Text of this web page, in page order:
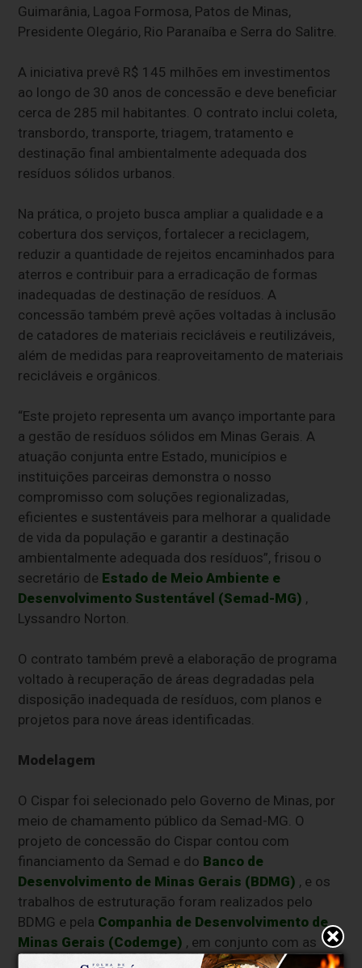
Guimarânia, Lagoa Formosa, Patos de Minas,
Presidente Olegário, Rio Paranaíba e Serra do Salitre.
A iniciativa prevê R$ 145 milhões em investimentos
ao longo de 30 anos de concessão e deve beneficiar
cerca de 285 mil habitantes. O contrato inclui coleta,
transbordo, transporte, triagem, tratamento e
destinação final ambientalmente adequada dos
resíduos sólidos urbanos.
Na prática, o projeto busca ampliar a qualidade e a
cobertura dos serviços, fortalecer a reciclagem,
reduzir a quantidade de rejeitos encaminhados para
aterros e contribuir para a erradicação de formas
inadequadas de destinação de resíduos. A
concessão também prevê ações voltadas à inclusão
de catadores de materiais recicláveis e reutilizáveis,
além de medidas para reaproveitamento de materiais
recicláveis e orgânicos.
“Este projeto representa um avanço importante para
a gestão de resíduos sólidos em Minas Gerais. A
atuação conjunta entre Estado, municípios e
instituições parceiras demonstra o nosso
compromisso com soluções regionalizadas,
eficientes e sustentáveis para melhorar a qualidade
de vida da população e garantir a destinação
ambientalmente adequada dos resíduos”, frisou o
secretário de Estado de Meio Ambiente e
Desenvolvimento Sustentável (Semad-MG) ,
Lyssandro Norton.
O contrato também prevê a elaboração de programa
voltado à recuperação de áreas degradadas pela
disposição inadequada de resíduos, com planos e
projetos para nove áreas identificadas.
Modelagem
O Cispar foi selecionado pelo Governo de Minas, por
meio de chamamento público da Semad-MG. O
projeto de concessão do Cispar contou com
financiamento da Semad e do Banco de
Desenvolvimento de Minas Gerais (BDMG) , e os
trabalhos de estruturação foram realizados pelo
BDMG e pela Companhia de Desenvolvimento de
Minas Gerais (Codemge) , em conjunto com as
equipes do BID, Semad, Cispar e da consultoria do